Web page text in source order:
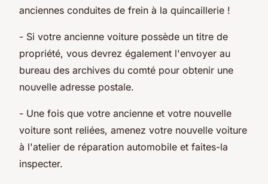
anciennes conduites de frein à la quincaillerie !
- Si votre ancienne voiture possède un titre de
propriété, vous devrez également l'envoyer au
bureau des archives du comté pour obtenir une
nouvelle adresse postale.
- Une fois que votre ancienne et votre nouvelle
voiture sont reliées, amenez votre nouvelle voiture
à l'atelier de réparation automobile et faites-la
inspecter.